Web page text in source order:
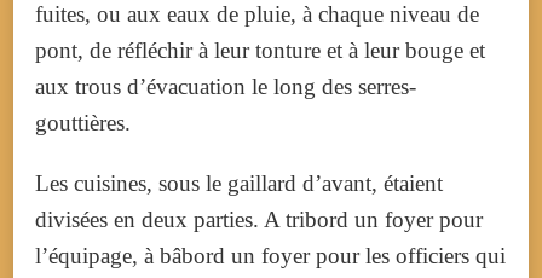
fuites, ou aux eaux de pluie, à chaque niveau de
pont, de réfléchir à leur tonture et à leur bouge et
aux trous d’évacuation le long des serres-
gouttières.
Les cuisines, sous le gaillard d’avant, étaient
divisées en deux parties. A tribord un foyer pour
l’équipage, à bâbord un foyer pour les officiers qui